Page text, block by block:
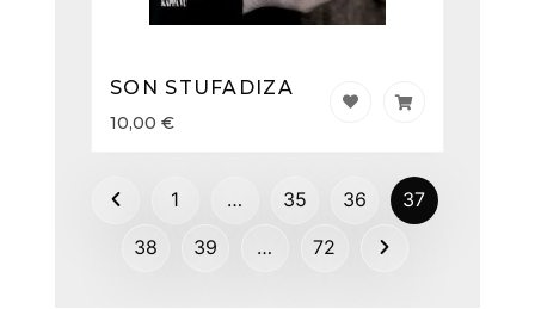
SON STUFADIZA
10,00 €
1 … 35 36
37
38
39 … 72